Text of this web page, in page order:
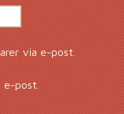
via e-post.
e-post.